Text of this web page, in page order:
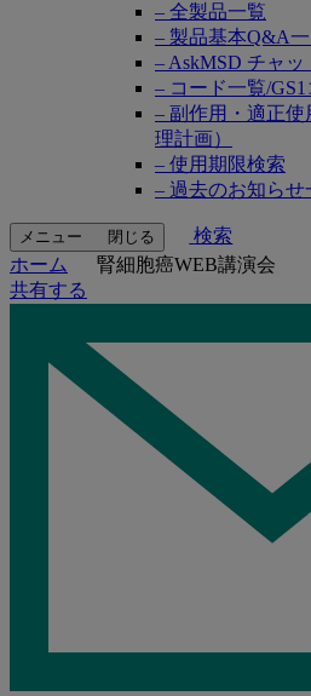
– 全製品一覧
– 製品基本Q&A
– AskMSD チャッ
– コード一覧/GS1
– 副作用・適正
理計画）
– 使用期限検索
– 過去のお知らせ
メニュー 閉じる
検索
ホーム
腎細胞癌WEB講演会
共有する